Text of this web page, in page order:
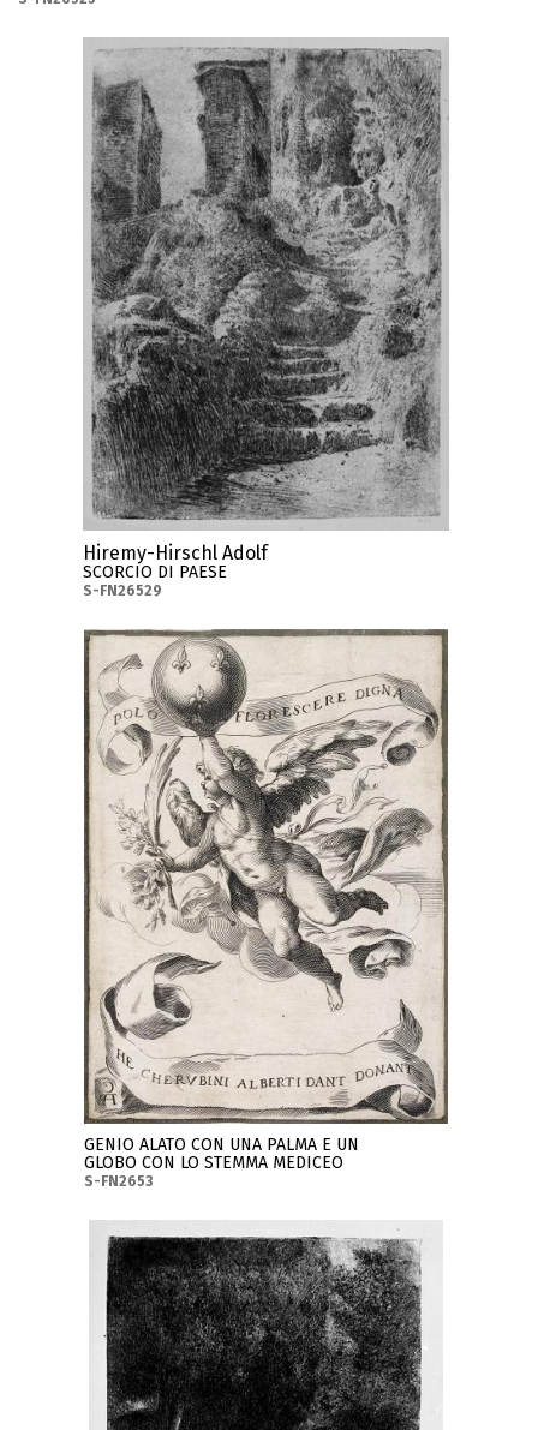
Hiremy-Hirschl Adolf
SCORCIO DI PAESE
S-FN26529
GENIO ALATO CON UNA PALMA E UN
GLOBO CON LO STEMMA MEDICEO
S-FN2653